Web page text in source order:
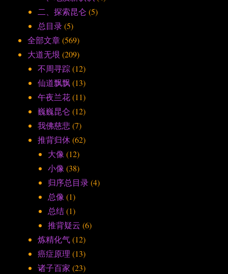
二、探索昆仑 (5)
总目录(5)
全部文章(569)
大道无垠 (209)
不周寻踪(12)
仙道飘飘(13)
午夜兰花(11)
巍巍昆仑 (12)
我佛慈悲 (7)
推背归休(62)
大像 (12)
小像 (38)
归序总目录(4)
总像 (1)
总结(1)
推背疑云 (6)
炼精化气(12)
癌症原理 (13)
诸子百家 (23)